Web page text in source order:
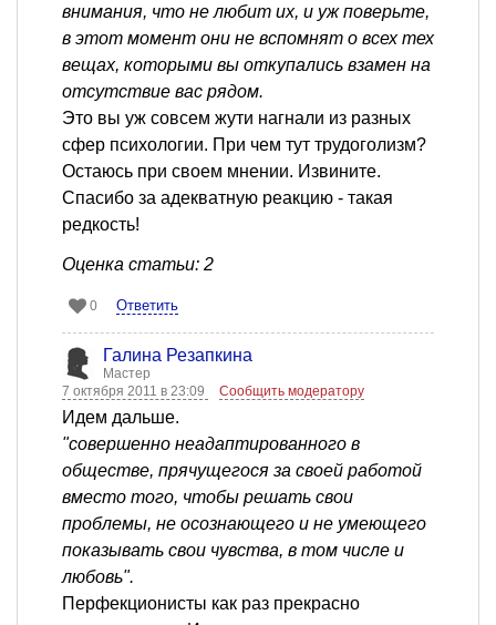
внимания, что не любит их, и уж поверьте,
в этот момент они не вспомнят о всех тех
вещах, которыми вы откупались взамен на
отсутствие вас рядом.
Это вы уж совсем жути нагнали из разных
сфер психологии. При чем тут трудоголизм?
Остаюсь при своем мнении. Извините.
Спасибо за адекватную реакцию - такая
редкость!
Оценка статьи: 2
0 Ответить
Галина Резапкина
Мастер
7 октября 2011 в 23:09
Сообщить модератору
Идем дальше.
"совершенно неадаптированного в
обществе, прячущегося за своей работой
вместо того, чтобы решать свои
проблемы, не осознающего и не умеющего
показывать свои чувства, в том числе и
любовь".
Перфекционисты как раз прекрасно